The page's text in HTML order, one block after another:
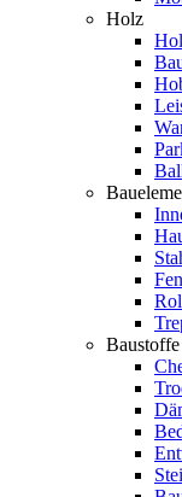
Holz
Baustoffe